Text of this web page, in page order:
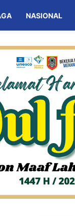
NASIONAL